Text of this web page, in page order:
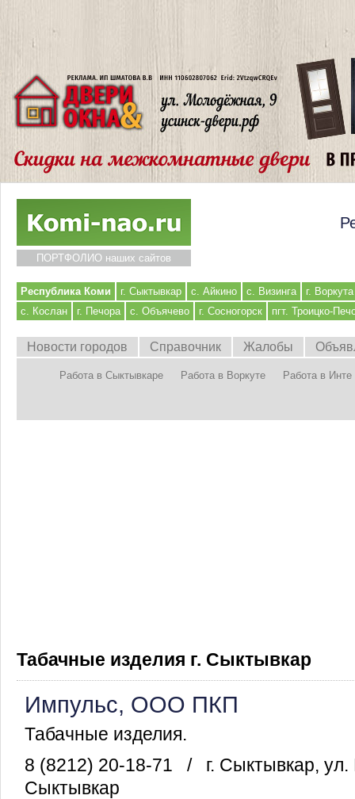
ПОРТФОЛИО наших сайтов
Республика Коми г. Сыктывкар с. Айкино с. Визинга
г. Воркута
с. Кослан
г. Печора с. Объячево г. Сосногорск пгт. Троицко-
Новости городов Справочник Жалобы
Работа в Сыктывкаре Работа в Воркуте Работа в Инте
Табачные изделия г. Сыктывкар
Импульс, ООО ПКП
Табачные изделия.
8 (8212) 20-18-71
/
г. Сыктывкар,
Сыктывкар